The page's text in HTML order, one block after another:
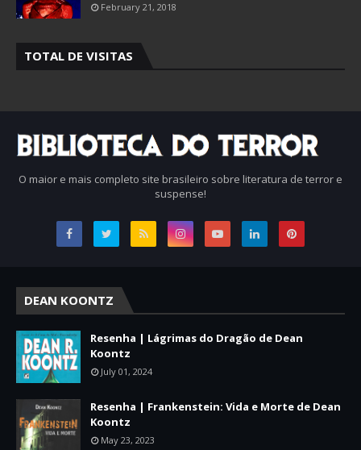
February 21, 2018
TOTAL DE VISITAS
O maior e mais completo site brasileiro sobre literatura de terror e
suspense!
DEAN KOONTZ
Resenha | Lágrimas do Dragão de Dean
Koontz
July 01, 2024
Resenha | Frankenstein: Vida e Morte de Dean
Koontz
May 23, 2023